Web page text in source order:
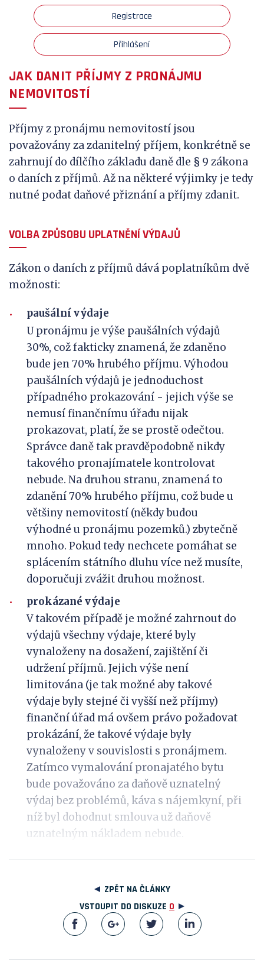
Registrace
Přihlášení
JAK DANIT PŘÍJMY Z PRONÁJMU
NEMOVITOSTÍ
Příjmy z pronájmu nemovitostí jsou
považovány za zdanitelný příjem, konkrétně se
zahrnují do dílčího základu daně dle § 9 zákona
o daních z příjmů. Až na některé výjimky je tedy
nutné podat daňové přiznání a příjmy zdanit.
VOLBA ZPŮSOBU UPLATNĚNÍ VÝDAJŮ
Zákon o daních z příjmů dává poplatníkům dvě
možnosti:
paušální výdaje
U pronájmu je výše paušálních výdajů
30%, což fakticky znamená, že zdaněno
bude jen 70% hrubého příjmu. Výhodou
paušálních výdajů je jednoduchost
případného prokazování - jejich výše se
nemusí finančnímu úřadu nijak
prokazovat, platí, že se prostě odečtou.
Správce daně tak pravděpodobně nikdy
takového pronajímatele kontrolovat
nebude. Na druhou stranu, znamená to
zdanění 70% hrubého příjmu, což bude u
většiny nemovitostí (někdy budou
výhodné u pronájmu pozemků.) zbytečně
mnoho. Pokud tedy nechcete pomáhat se
splácením státního dluhu více než musíte,
doporučuji zvážit druhou možnost.
prokázané výdaje
V takovém případě je možné zahrnout do
výdajů všechny výdaje, které byly
vynaloženy na dosažení, zajištění či
udržení příjmů. Jejich výše není
limitována (je tak možné aby takové
výdaje byly stejné či vyšší než příjmy)
finanční úřad má ovšem právo požadovat
prokázání, že takové výdaje byly
vynaloženy v souvislosti s pronájmem.
Zatímco vymalování pronajatého bytu
bude považováno za daňově uznatelný
výdaj bez problémů, káva s nájemkyní, při
níž byl dohodnut smlouva už daňově
uznatelným nákladem nebude.
ZPĚT NA ČLÁNKY
VSTOUPIT DO DISKUZE 0